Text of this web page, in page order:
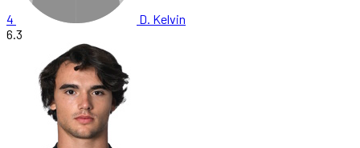
4
D. Kelvin
6.3